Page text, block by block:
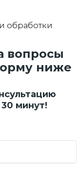
обработки
вопросы
ниже
минут!